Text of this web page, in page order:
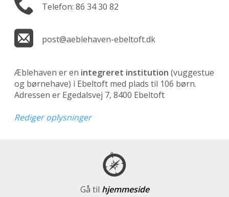
Telefon: 86 34 30 82
post@aeblehaven-ebeltoft.dk
Æblehaven er en integreret institution (vuggestue
og børnehave) i Ebeltoft med plads til 106 børn.
Adressen er Egedalsvej 7, 8400 Ebeltoft
Rediger oplysninger
Gå til hjemmeside